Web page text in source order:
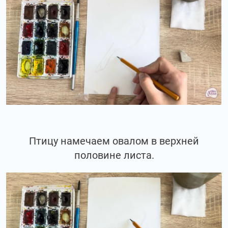
Птицу намечаем овалом в верхней
половине листа.